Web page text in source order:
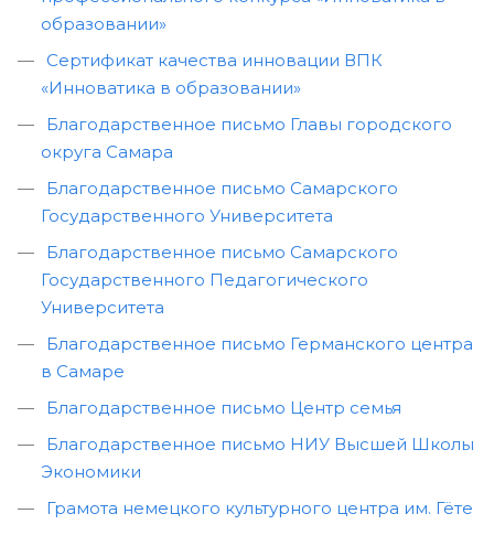
образовании»
Сертификат качества инновации ВПК
«Инноватика в образовании»
Благодарственное письмо Главы городского
округа Самара
Благодарственное письмо Самарского
Государственного Университета
Благодарственное письмо Самарского
Государственного Педагогического
Университета
Благодарственное письмо Германского центра
в Самаре
Благодарственное письмо Центр семья
Благодарственное письмо НИУ Высшей Школы
Экономики
Грамота немецкого культурного центра им. Гёте